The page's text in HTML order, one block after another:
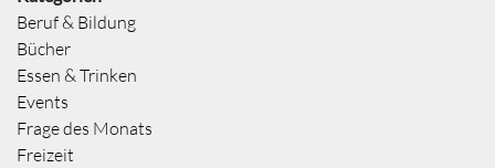
Beruf & Bildung
Bücher
Essen & Trinken
Events
Frage des Monats
Freizeit